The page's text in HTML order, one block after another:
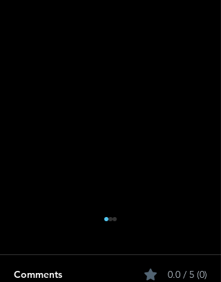
Comments 0.0 / 5 (0)